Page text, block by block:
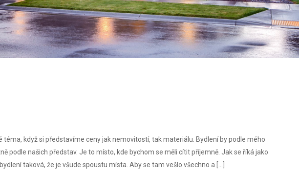
téma, když si představíme ceny jak nemovitostí, tak materiálu. Bydlení by podle mého
podle našich představ. Je to místo, kde bychom se měli cítit příjemně. Jak se říká jako
taková, že je všude spoustu místa. Aby se tam vešlo všechno a […]